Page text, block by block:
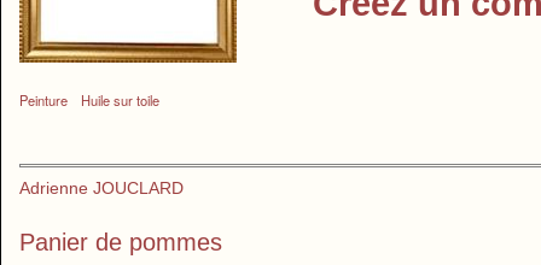
Peinture Huile sur toile
Adrienne JOUCLARD
Panier de pommes